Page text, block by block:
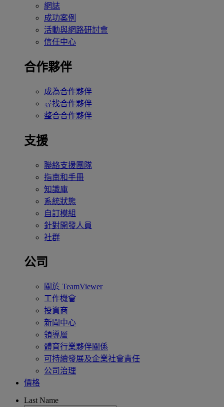
網誌
成功案例
活動與網路研討會
信任中心
合作夥伴
成為合作夥伴
尋找合作夥伴
整合合作夥伴
支援
聯絡支援團隊
指南和手冊
知識庫
系統狀態
自訂模組
針對開發人員
社群
公司
關於 TeamViewer
工作機會
投資商
新聞中心
領導層
體育行業夥伴關係
可持續發展及企業社會責任
公司治理
價格
Last Name